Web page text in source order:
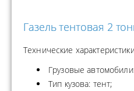
Газель тентовая 2
Технические
Грузовые
Тип кузова: тент;